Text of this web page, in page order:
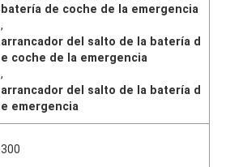
batería de coche de la emergencia
,
arrancador del salto de la batería d
e coche de la emergencia
,
arrancador del salto de la batería d
e emergencia
300